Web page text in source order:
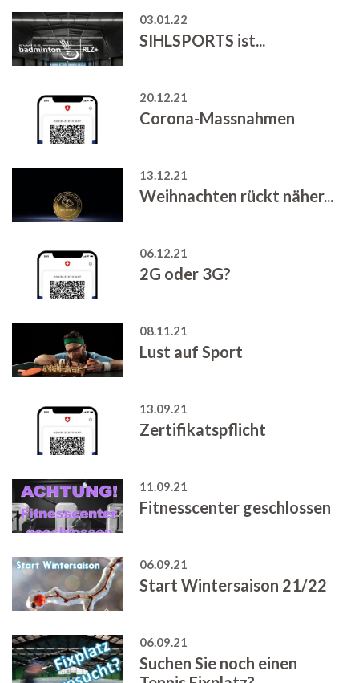
03.01.22
SIHLSPORTS ist...
20.12.21
Corona-Massnahmen
13.12.21
Weihnachten rückt näher...
06.12.21
2G oder 3G?
08.11.21
Lust auf Sport
13.09.21
Zertifikatspflicht
11.09.21
Fitnesscenter geschlossen
06.09.21
Start Wintersaison 21/22
06.09.21
Suchen Sie noch einen